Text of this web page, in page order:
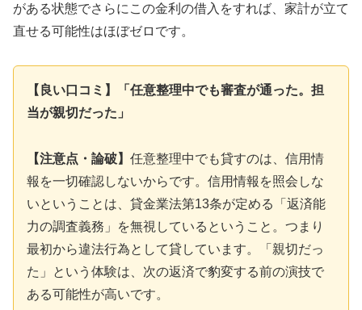
がある状態でさらにこの金利の借入をすれば、家計が立て
直せる可能性はほぼゼロです。
【良い口コミ】「任意整理中でも審査が通った。担
当が親切だった」
【注意点・論破】 任意整理中でも貸すのは、信用情
報を一切確認しないからです。信用情報を照会しな
いということは、貸金業法第13条が定める「返済能
力の調査義務」を無視しているということ。つまり
最初から違法行為として貸しています。「親切だっ
た」という体験は、次の返済で豹変する前の演技で
ある可能性が高いです。